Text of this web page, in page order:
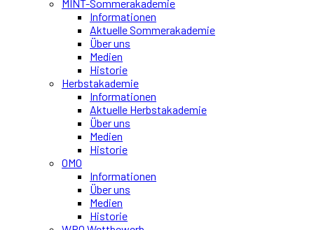
MINT-Sommerakademie
Informationen
Aktuelle Sommerakademie
Über uns
Medien
Historie
Herbstakademie
Informationen
Aktuelle Herbstakademie
Über uns
Medien
Historie
OMO
Informationen
Über uns
Medien
Historie